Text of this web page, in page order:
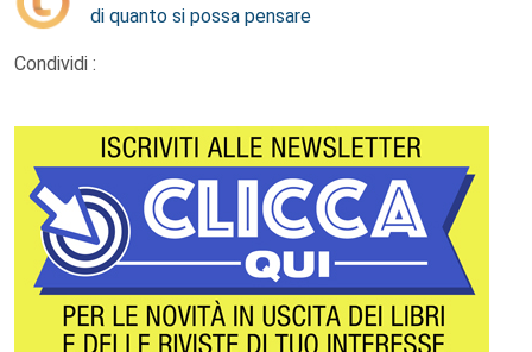
di quanto si possa pensare
Condividi :